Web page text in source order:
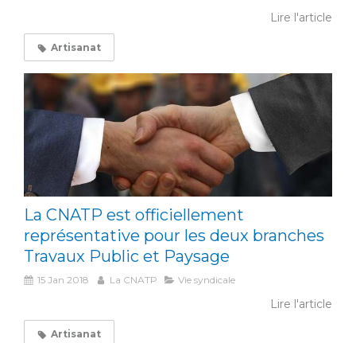
Lire l'article
Artisanat
La CNATP est officiellement
représentative pour les deux branches
Travaux Public et Paysage
15 Jan 2018 La CNATP Vie syndicale
Lire l'article
Artisanat